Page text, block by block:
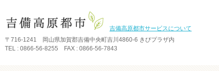
吉備高原都市サービスについて
〒716-1241 岡山県加賀郡吉備中央町吉川4860-6 きびプラザ内
TEL : 0866-56-8255 FAX : 0866-56-7843